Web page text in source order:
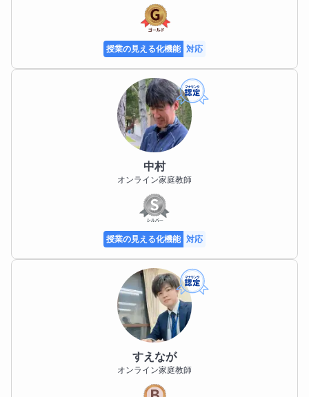
学ぶ意欲につながると考えています。
不安や疑問があれば、どんなことでもご相談くださ
成績や英検、入試制度についてのご質問はもちろん、
ご家庭での学習の進め方や声かけについても丁寧にお
ご家庭と連携しながら、お子さまの成長を長期的な視
点で支えてまいります。
英検対策、神奈川県高校入試、そして私立高校入試ま
お子さまの将来の選択肢を広げる英語学習を、責任を
持ってサポートいたします。
生徒様へのメッセージ
英語の勉強について、
「何から始めたらいいかわからない」
「単語や文法を覚えても、テストになると点が取れな
そんな気持ちを持っている人も多いと思います。
授業の見える化機能 対応
中村
オンライン家庭教師
授業の見える化機能 対応
すえなが
オンライン家庭教師